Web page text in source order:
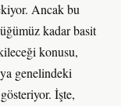
Ancak bu
kadar basit
konusu,
genelindeki
İşte,